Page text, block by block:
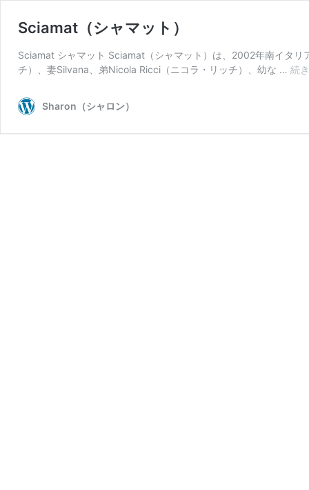
Sciamat（シャマット）
Sciamat シャマット Sciamat（シャマット）は、2002年南イタ
チ）、妻Silvana、弟Nicola Ricci（ニコラ・リッチ）、幼な … 続
Sharon（シャロン）